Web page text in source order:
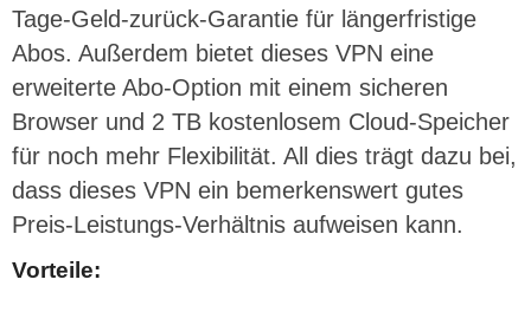
Tage-Geld-zurück-Garantie für längerfristige
Abos. Außerdem bietet dieses VPN eine
erweiterte Abo-Option mit einem sicheren
Browser und 2 TB kostenlosem Cloud-Speicher
für noch mehr Flexibilität. All dies trägt dazu bei,
dass dieses VPN ein bemerkenswert gutes
Preis-Leistungs-Verhältnis aufweisen kann.
Vorteile: